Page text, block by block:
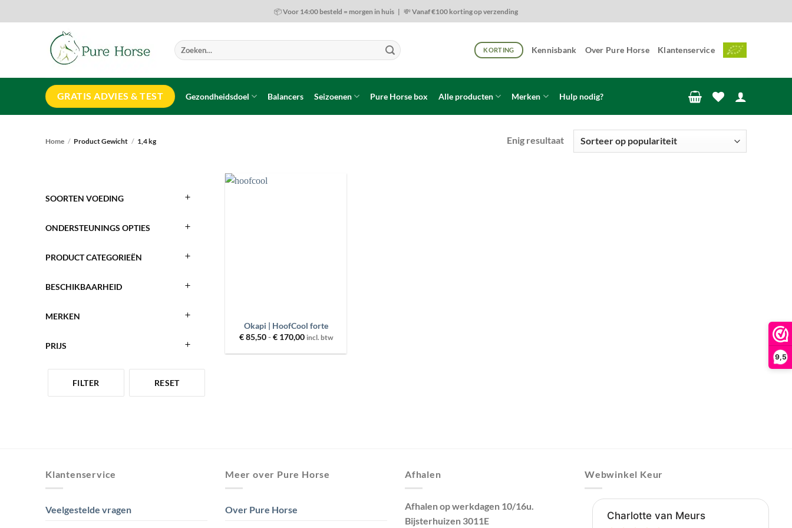
9,5
naar
📦 Voor 14:00 besteld = morgen in huis | 💸 Vanaf €100 korting op verzending
Zoeken
naar:
KORTING Kennisbank Over Pure Horse Klantenservice
GRATIS ADVIES & TEST Gezondheidsdoel Balancers Seizoenen Pure Horse box Alle producten Merken Hulp nodig?
Home / Product Gewicht / 1,4 kg Enig resultaat
SOORTEN VOEDING
ONDERSTEUNINGS OPTIES
PRODUCT CATEGORIEËN
BESCHIKBAARHEID
MERKEN
PRIJS
FILTER RESET
Okapi | HoofCool forte
€85,50-€170,00Prijsklasse:
tot
incl. btw
Klantenservice
Veelgestelde vragen
Meer over Pure Horse
Over Pure Horse
Afhalen
Afhalen op werkdagen 10/16u.
Bijsterhuizen 3011E
Webwinkel Keur